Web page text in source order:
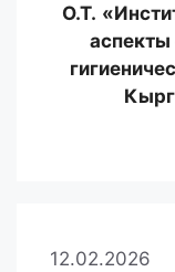
О.Т.
12.02.2026